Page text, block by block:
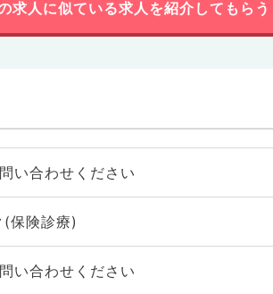
求人に似ている求人を紹介してもらう
い合わせください
(保険診療)
い合わせください